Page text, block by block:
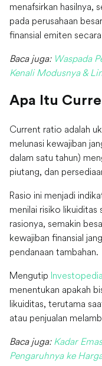
menafsirkan hasilnya,
pada perusahaan
finansial emiten
Baca juga: Waspada
Kenali Modusnya &
Apa Itu
Current ratio adalah
melunasi kewajiban
dalam satu tahun)
piutang, dan
Rasio ini menjadi
menilai risiko likuiditas
rasionya, semakin
kewajiban finansial
pendanaan tambahan.
Mengutip Investopedia
menentukan apakah
likuiditas, terutama
atau penjualan
Baca juga: Kadar
Pengaruhnya ke